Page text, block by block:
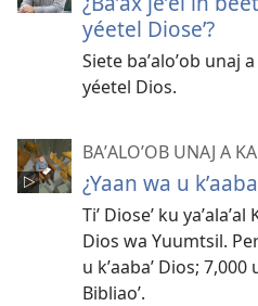
yéetel Dioseʼ?
Siete baʼaloʼob unaj
yéetel Dios.
BAʼALOʼOB UNAJ A
¿Yaan wa u
Tiʼ Dioseʼ ku
Dios wa Yuumtsil.
u kʼaabaʼ Dios;
Bibliaoʼ.